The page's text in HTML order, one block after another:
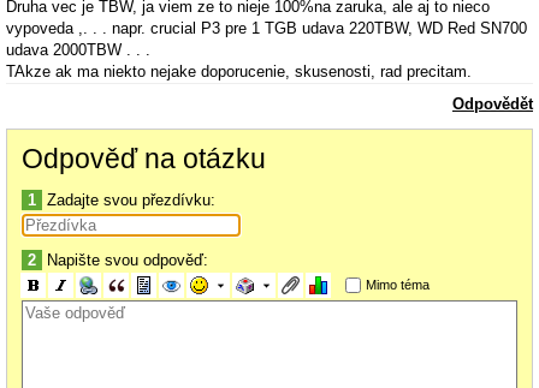
Druha vec je TBW, ja viem ze to nieje 100%na zaruka, ale aj to nieco
vypoveda ,. . . napr. crucial P3 pre 1 TGB udava 220TBW, WD Red SN700
udava 2000TBW . . .
TAkze ak ma niekto nejake doporucenie, skusenosti, rad precitam.
Odpovědět
Odpověď na otázku
1 Zadajte svou přezdívku:
2 Napište svou odpověď:
Mimo téma